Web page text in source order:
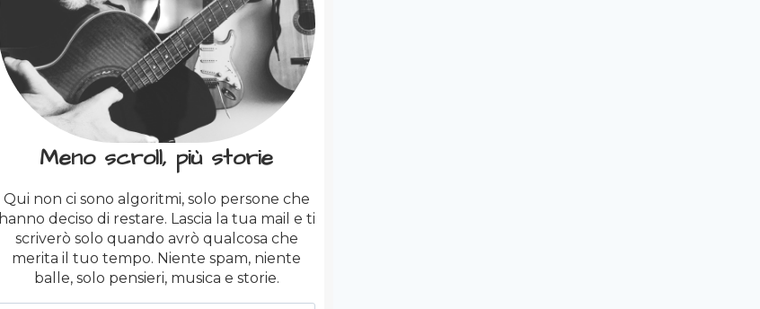
Meno scroll, più storie
Qui non ci sono algoritmi, solo persone che
hanno deciso di restare. Lascia la tua mail e ti
scriverò solo quando avrò qualcosa che
merita il tuo tempo. Niente spam, niente
balle, solo pensieri, musica e storie.